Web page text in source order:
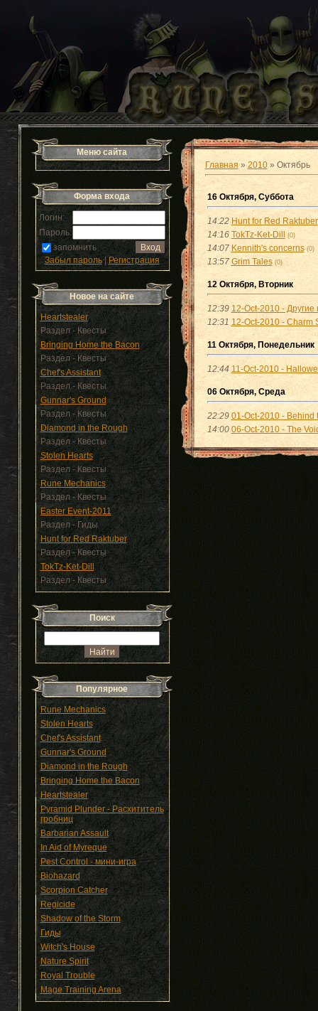
Меню сайта
Форма входа
Логин:
Пароль:
запомнить
Забыл пароль|Регистрация
Новое на сайте
Heartstealer
Раздел - Квесты
Bringing Home the Bacon
Раздел - Квесты
Chef's Assistant
Раздел - Квесты
Gunnar's Ground
Раздел - Квесты
Diamond in the Rough
Раздел - Квесты
Stolen Hearts
Раздел - Квесты
Rune Mechanics
Раздел - Квесты
Easter Event-2011
Раздел - Гиды
Hunt for Red Raktuber
Раздел - Квесты
TokTz-Ket-Dill
Раздел - Квесты
Поиск
Популярное
Rune Mechanics
Stolen Hearts
Chef's Assistant
Gunnar's Ground
Diamond in the Rough
Bringing Home the Bacon
Heartstealer
Pyramid Plunder - Расхититель
гробниц
Barbarian Assault
In Aid of Myreque
Pest Control - мини-игра
Biohazard
Scorpion Catcher
Regicide
Shadow of the Storm
Гиды
Witch's House
Nature Spirit
Royal Trouble
Mage Training Arena
Главная » 2010 » Октябрь
16 Октября, Суббота
14:22 Hunt for Red Raktuber
14:16 TokTz-Ket-Dill (0)
14:07 Kennith's concerns (0)
13:57 Grim Tales (0)
12 Октября, Вторник
12:39 12-Oct-2010 - Другие
12:31 12-Oct-2010 - Charm
11 Октября, Понедельник
12:44 11-Oct-2010 -
06 Октября, Среда
22:29 01-Oct-2010 - Behind
14:00 06-Oct-2010 - The